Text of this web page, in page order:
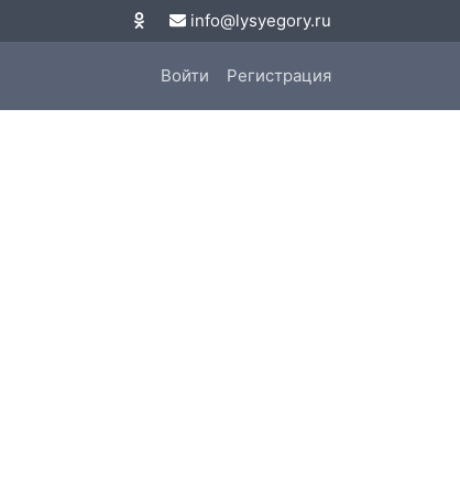
info@lysyegory.ru
Войти Регистрация